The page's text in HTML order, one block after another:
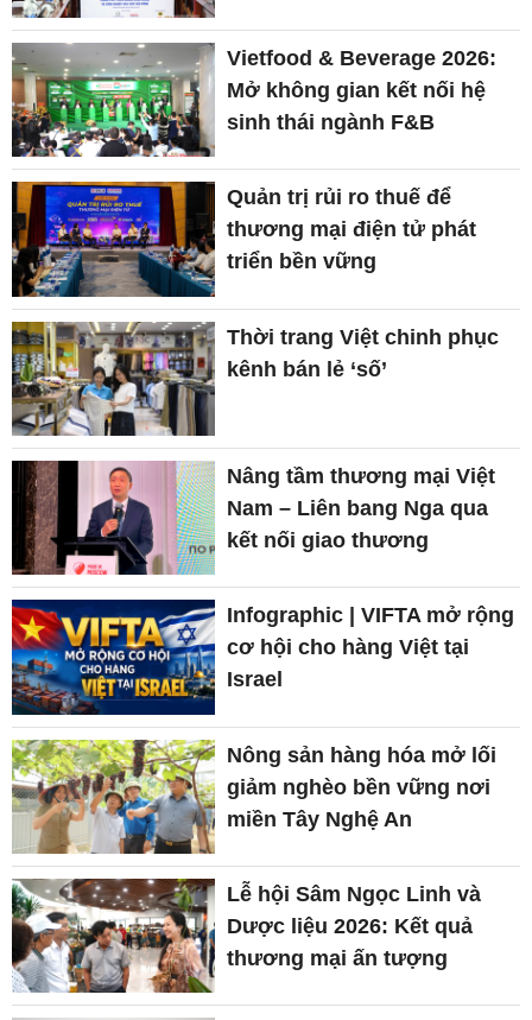
Vietfood & Beverage 2026:
Mở không gian kết nối hệ
sinh thái ngành F&B
Quản trị rủi ro thuế để
thương mại điện tử phát
triển bền vững
Thời trang Việt chinh phục
kênh bán lẻ ‘số’
Nâng tầm thương mại Việt
Nam – Liên bang Nga qua
kết nối giao thương
Infographic | VIFTA mở rộng
cơ hội cho hàng Việt tại
Israel
Nông sản hàng hóa mở lối
giảm nghèo bền vững nơi
miền Tây Nghệ An
Lễ hội Sâm Ngọc Linh và
Dược liệu 2026: Kết quả
thương mại ấn tượng